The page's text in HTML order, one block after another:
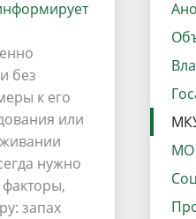
Городская
проектов
Поддержка
без
к его
или
нужно
запах
МО